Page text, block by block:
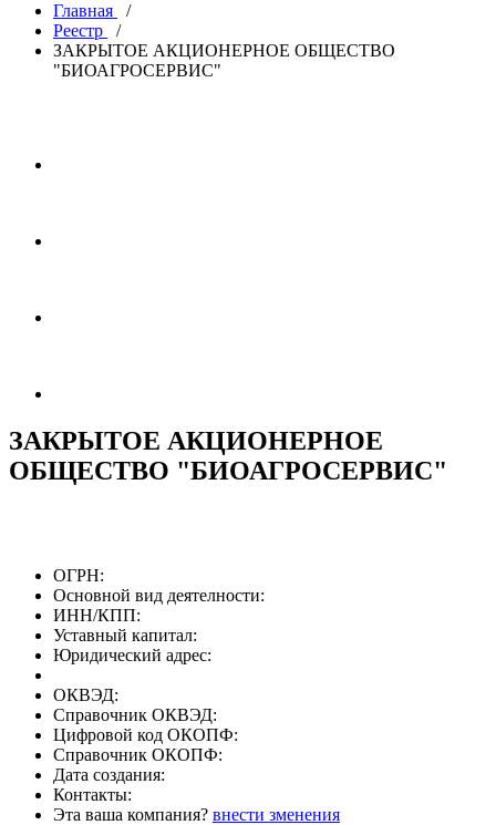
Главная
/
Реестр
/
ЗАКРЫТОЕ АКЦИОНЕРНОЕ ОБЩЕСТВО
"БИОАГРОСЕРВИС"
ЗАКРЫТОЕ АКЦИОНЕРНОЕ
ОБЩЕСТВО "БИОАГРОСЕРВИС"
ОГРН:
Основной вид деятелности:
ИНН/КПП:
Уставный капитал:
Юридический адрес:
ОКВЭД:
Справочник ОКВЭД:
Цифровой код ОКОПФ:
Справочник ОКОПФ:
Дата создания:
Контакты:
Эта ваша компания? внести зменения